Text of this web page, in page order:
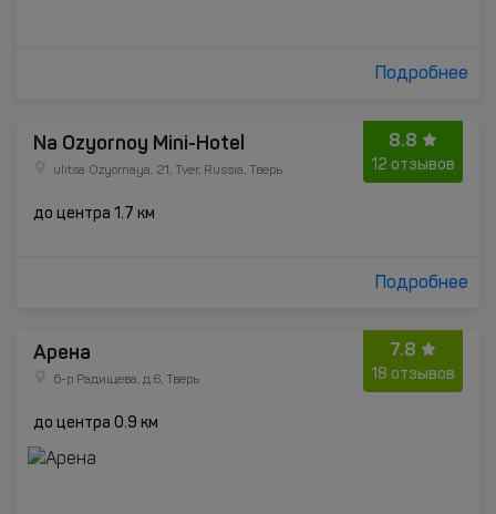
Подробнее
8.8
12 отзывов
Na Ozyornoy Mini-Hotel
ulitsa Ozyornaya, 21, Tver, Russia, Тверь
до центра 1.7 км
Подробнее
7.8
18 отзывов
Арена
б-р Радищева, д.6, Тверь
до центра 0.9 км